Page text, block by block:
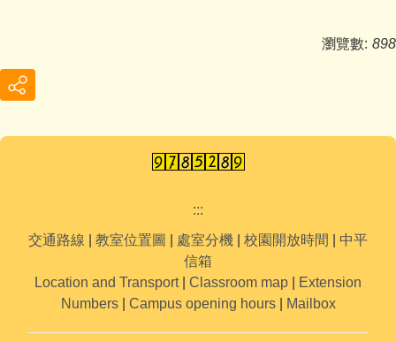
瀏覽數: 898
:::
交通路線
教室位置圖 處室分機 校園開放時間
中平
信箱
Location and Transport| Classroom map
Extension
Numbers| Campus opening hours| Mailbox